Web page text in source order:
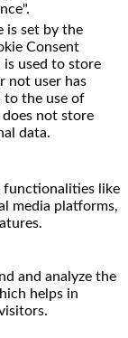
is set by the
Consent
is used to store
not user has
to the use of
not store
data.
functionalities like
media platforms,
and analyze the
helps in